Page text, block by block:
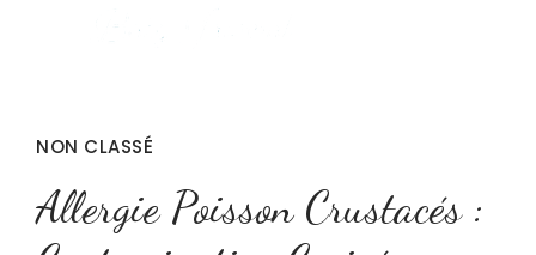
NON CLASSÉ
Allergie Poisson Crustacés :